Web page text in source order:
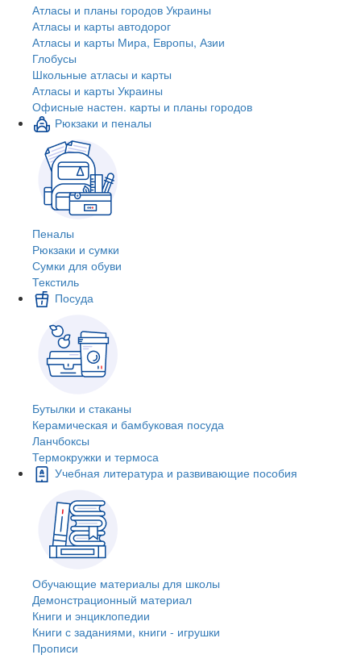
Атласы и планы городов Украины
Атласы и карты автодорог
Атласы и карты Мира, Европы, Азии
Глобусы
Школьные атласы и карты
Атласы и карты Украины
Офисные настен. карты и планы городов
Рюкзаки и пеналы
Пеналы
Рюкзаки и сумки
Сумки для обуви
Текстиль
Посуда
Бутылки и стаканы
Керамическая и бамбуковая посуда
Ланчбоксы
Термокружки и термоса
Учебная литература и развивающие пособия
Обучающие материалы для школы
Демонстрационный материал
Книги и энциклопедии
Книги с заданиями, книги - игрушки
Прописи